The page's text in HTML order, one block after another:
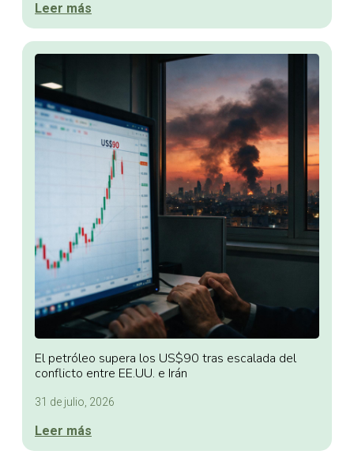
Leer más
El petróleo supera los US$90 tras escalada del
conflicto entre EE.UU. e Irán
31 de julio, 2026
Leer más